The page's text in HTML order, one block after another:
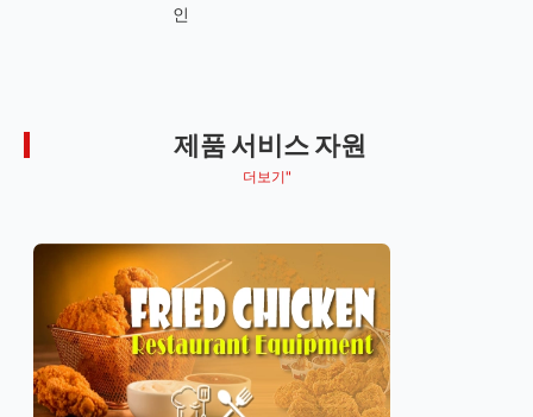
인
제품 서비스 자원
더보기"